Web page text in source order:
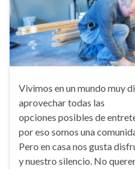
Vivimos en un mundo muy
aprovechar todas las
opciones posibles de
por eso somos una
Pero en casa nos gusta
y nuestro silencio. No